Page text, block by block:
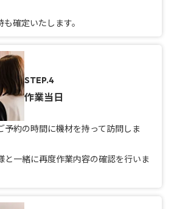
確定いたします。
STEP.4
作業当日
予約の時間に機材を持って訪問しま
と一緒に再度作業内容の確認を行いま